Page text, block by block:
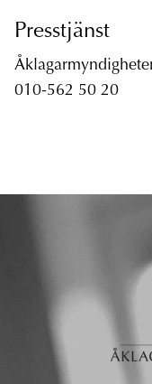
Presstjänst
010-562 50 20